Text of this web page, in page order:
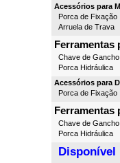
Acessórios para
Porca de Fixação
Arruela de Trava
Ferramentas
Chave de Gancho
Porca Hidráulica
Acessórios para
Porca de Fixação
Ferramentas
Chave de Gancho
Porca Hidráulica
Disponível